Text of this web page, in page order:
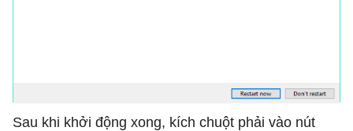
Sau khi khởi động xong, kích chuột phải vào nút